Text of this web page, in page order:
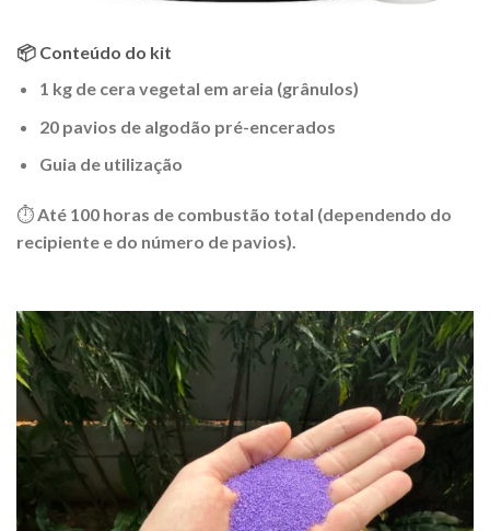
📦 Conteúdo do kit
1 kg de cera vegetal em areia (grânulos)
20 pavios de algodão pré-encerados
Guia de utilização
⏱ Até 100 horas de combustão total (dependendo do
recipiente e do número de pavios).